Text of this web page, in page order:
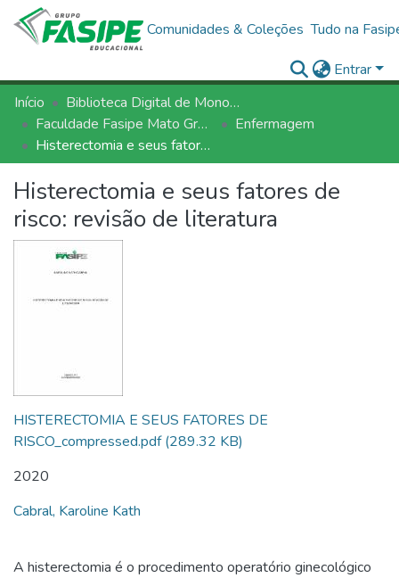
Comunidades & Coleções Tudo na
Entrar
Início
Biblioteca Digital de Monografias - BDM/FASIPE
Faculdade Fasipe Mato Grosso
Enfermagem
Histerectomia e seus fatores de risco: revisão de literatura
Histerectomia e seus fatores de
risco: revisão de literatura
HISTERECTOMIA E SEUS FATORES DE
RISCO_compressed.pdf(289.32 KB)
2020
Cabral, Karoline Kath
A histerectomia é o procedimento operatório ginecológico